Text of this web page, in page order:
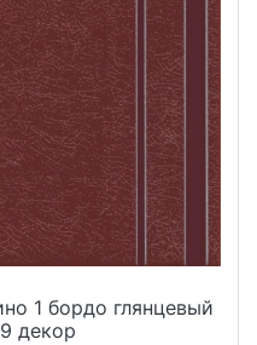
1 бордо глянцевый
декор